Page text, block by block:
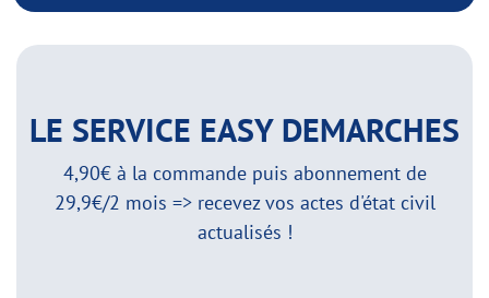
LE SERVICE EASY DEMARCHES
4,90€ à la commande puis abonnement de
29,9€/2 mois => recevez vos actes d'état civil
actualisés !